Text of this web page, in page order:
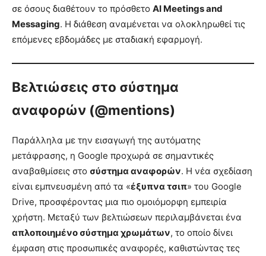
σε όσους διαθέτουν το πρόσθετο AI Meetings and
Messaging. Η διάθεση αναμένεται να ολοκληρωθεί τις
επόμενες εβδομάδες με σταδιακή εφαρμογή.
Βελτιώσεις στο σύστημα
αναφορών (@mentions)
Παράλληλα με την εισαγωγή της αυτόματης
μετάφρασης, η Google προχωρά σε σημαντικές
αναβαθμίσεις στο σύστημα αναφορών. Η νέα σχεδίαση
είναι εμπνευσμένη από τα «έξυπνα τσιπ» του Google
Drive, προσφέροντας μια πιο ομοιόμορφη εμπειρία
χρήστη. Μεταξύ των βελτιώσεων περιλαμβάνεται ένα
απλοποιημένο σύστημα χρωμάτων, το οποίο δίνει
έμφαση στις προσωπικές αναφορές, καθιστώντας τες